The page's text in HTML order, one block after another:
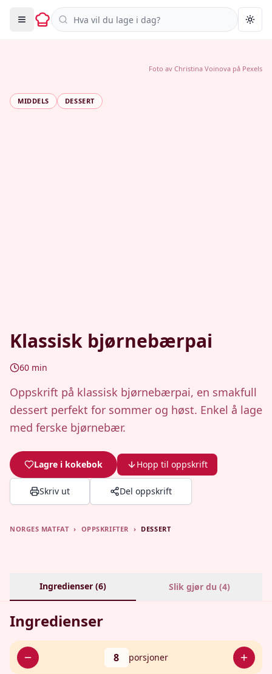
Søk i oppskrifter
MIDDELS DESSERT
Klassisk bjørnebærpai
60 min
Oppskrift på klassisk bjørnebærpai, en smakfull
dessert perfekt for sommer og høst. Enkel å lage
med ferske bjørnebær.
Lagre i kokebok Hopp til oppskrift
Skriv ut Del oppskrift
Foto av Christina Voinova på Pexels
NORGES MATFAT › OPPSKRIFTER › DESSERT
Ingredienser (6) Slik gjør du (4)
Ingredienser
8 porsjoner